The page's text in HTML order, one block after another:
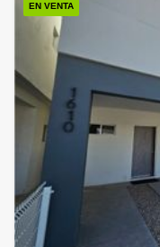
EN VENTA